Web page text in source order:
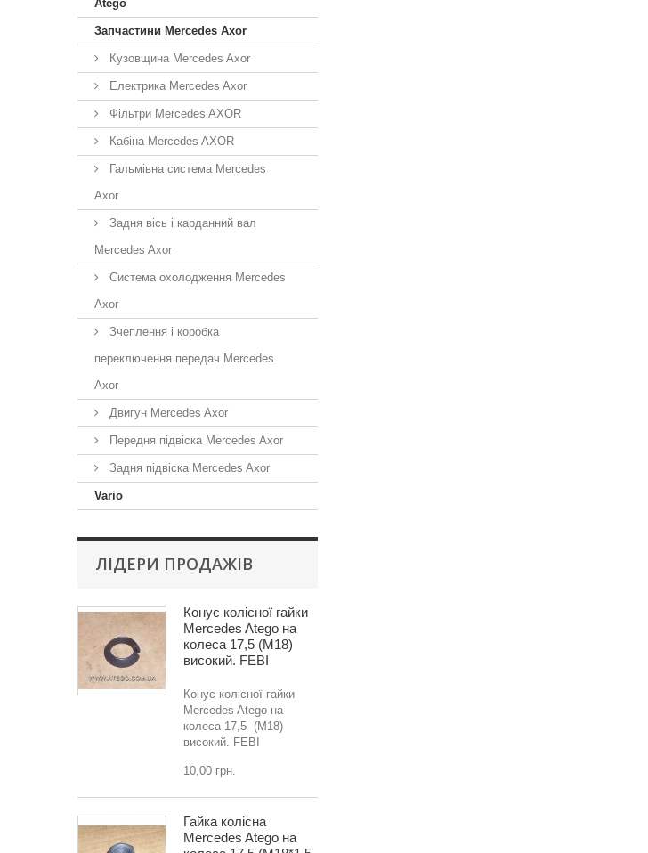
Atego
Запчастини Mercedes Axor
Кузовщина Mercedes Axor
Електрика Mercedes Axor
Фільтри Mercedes AXOR
Кабіна Mercedes AXOR
Гальмівна система Mercedes
Axor
Задня вісь і карданний вал
Mercedes Axor
Система охолодження Mercedes
Axor
Зчеплення і коробка
переключення передач Mercedes
Axor
Двигун Mercedes Axor
Передня підвіска Mercedes Axor
Задня підвіска Mercedes Axor
Vario
ЛІДЕРИ ПРОДАЖІВ
Конус колісної гайки
Mercedes Atego на
колеса 17,5 (M18)
високий. FEBI
Конус колісної гайки
Mercedes Atego на
колеса 17,5 (M18)
високий. FEBI
10,00 грн.
Гайка колісна
Mercedes Atego на